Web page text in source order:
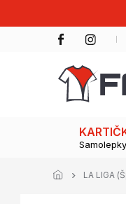
Samolepky
LA LIGA